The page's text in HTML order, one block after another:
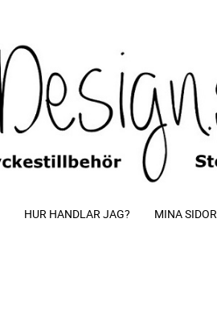
HUR HANDLAR JAG? MINA SIDOR